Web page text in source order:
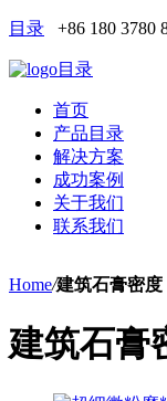
目录 +86 180 3780
目录
首页
产品目录
解决方案
成功案例
关于我们
联系我们
Home/建筑石膏密度
建筑石膏